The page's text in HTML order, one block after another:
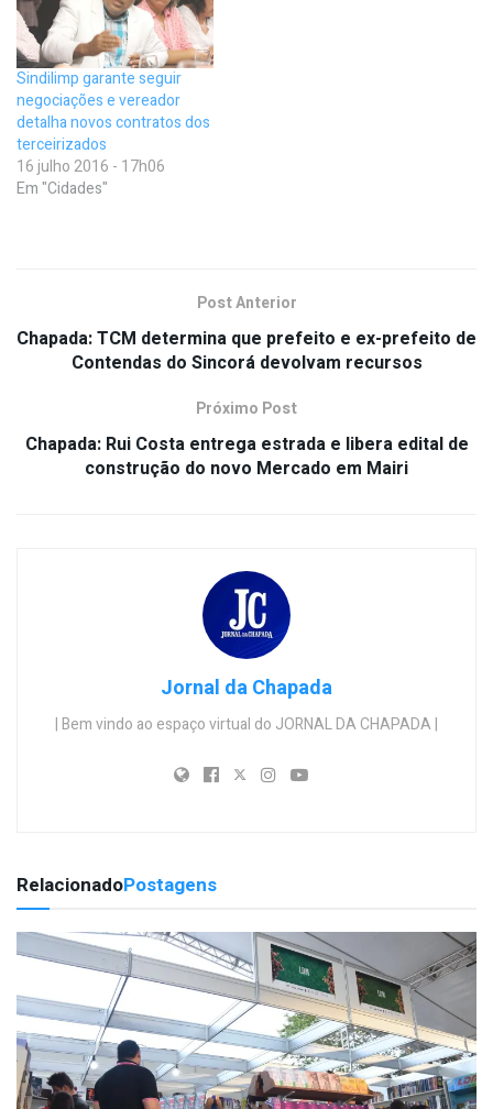
Sindilimp garante seguir
negociações e vereador
detalha novos contratos dos
terceirizados
16 julho 2016 - 17h06
Em "Cidades"
Post Anterior
Chapada: TCM determina que prefeito e ex-prefeito de
Contendas do Sincorá devolvam recursos
Próximo Post
Chapada: Rui Costa entrega estrada e libera edital de
construção do novo Mercado em Mairi
Jornal da Chapada
| Bem vindo ao espaço virtual do JORNAL DA CHAPADA |
RelacionadoPostagens